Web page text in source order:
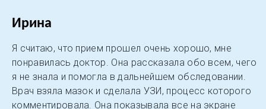
Ирина
Я считаю, что прием прошел очень хорошо, мне
понравилась доктор. Она рассказала обо всем, чего
я не знала и помогла в дальнейшем обследовании.
Врач взяла мазок и сделала УЗИ, процесс которого
комментировала. Она показывала все на экране